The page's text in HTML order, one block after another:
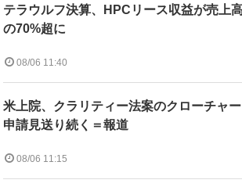
テラウルフ決算、HPCリース収益が売上
の70%超に
08/06 11:40
米上院、クラリティー法案のクローチャー
申請見送り続く＝報道
08/06 11:15